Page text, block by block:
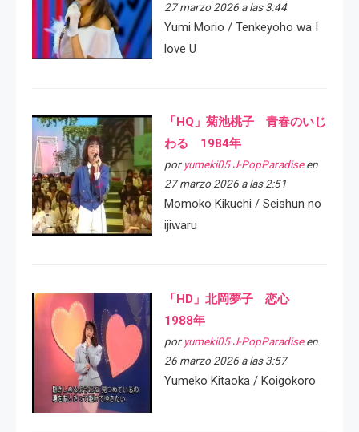
27 marzo 2026 a las 3:44
Yumi Morio / Tenkeyoho wa I
love U
「HQ」菊池桃子 青春のいじ
わる 1984年
por yumeki05 J-PopParadiseen
27 marzo 2026 a las 2:51
Momoko Kikuchi / Seishun no
ijiwaru
「HD」北岡夢子 恋心
1988年
por yumeki05 J-PopParadiseen
26 marzo 2026 a las 3:57
Yumeko Kitaoka / Koigokoro